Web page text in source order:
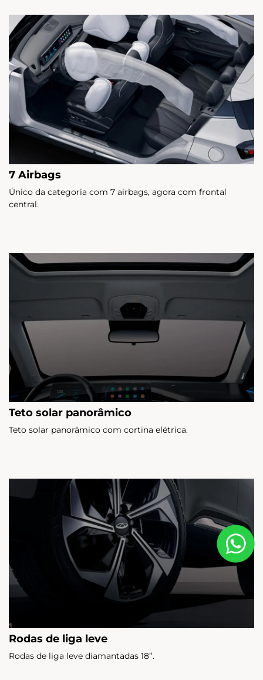
7 Airbags
Único da categoria com 7 airbags, agora com frontal
central.
Teto solar panorâmico
Teto solar panorâmico com cortina elétrica.
Rodas de liga leve
Rodas de liga leve diamantadas 18’’.